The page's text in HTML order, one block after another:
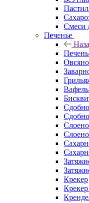
Смеси
Печенье
Крекер